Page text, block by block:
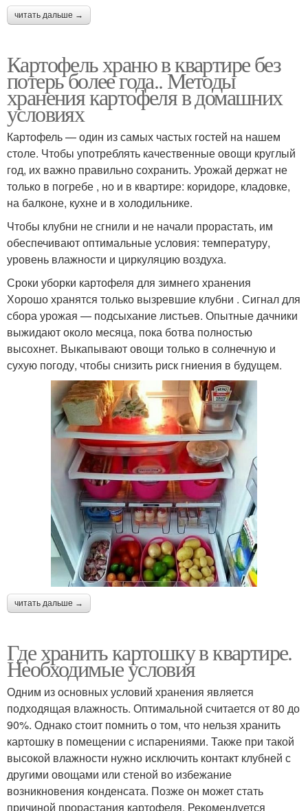
читать дальше →
Картофель храню в квартире без
потерь более года.. Методы
хранения картофеля в домашних
условиях
Картофель — один из самых частых гостей на нашем
столе. Чтобы употреблять качественные овощи круглый
год, их важно правильно сохранить. Урожай держат не
только в погребе , но и в квартире: коридоре, кладовке,
на балконе, кухне и в холодильнике.
Чтобы клубни не сгнили и не начали прорастать, им
обеспечивают оптимальные условия: температуру,
уровень влажности и циркуляцию воздуха.
Сроки уборки картофеля для зимнего хранения
Хорошо хранятся только вызревшие клубни . Сигнал для
сбора урожая — подсыхание листьев. Опытные дачники
выжидают около месяца, пока ботва полностью
высохнет. Выкапывают овощи только в солнечную и
сухую погоду, чтобы снизить риск гниения в будущем.
читать дальше →
Где хранить картошку в квартире.
Необходимые условия
Одним из основных условий хранения является
подходящая влажность. Оптимальной считается от 80 до
90%. Однако стоит помнить о том, что нельзя хранить
картошку в помещении с испарениями. Также при такой
высокой влажности нужно исключить контакт клубней с
другими овощами или стеной во избежание
возникновения конденсата. Позже он может стать
причиной прорастания картофеля. Рекомендуется